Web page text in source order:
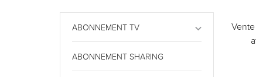
ABONNEMENT TV keyboard_arrow_down
ABONNEMENT SHARING